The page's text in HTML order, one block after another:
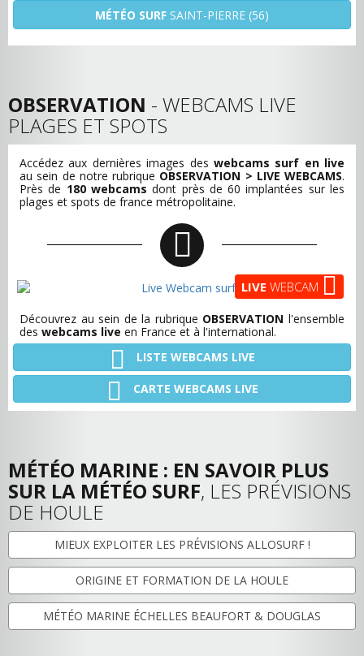
MÉTÉO SURF SAINT-PIERRE (56)
OBSERVATION - WEBCAMS LIVE
PLAGES ET SPOTS
Accédez aux dernières images des webcams surf en live
au sein de notre rubrique OBSERVATION > LIVE WEBCAMS.
Près de 180 webcams dont près de 60 implantées sur les
plages et spots de france métropolitaine.
LIVE WEBCAM
Découvrez au sein de la rubrique OBSERVATION l'ensemble
des webcams live en France et à l'international.
LISTE WEBCAMS LIVE
CARTE WEBCAMS LIVE
MÉTÉO MARINE : EN SAVOIR PLUS
SUR LA MÉTÉO SURF, LES PRÉVISIONS
DE HOULE
MIEUX EXPLOITER LES PRÉVISIONS ALLOSURF !
ORIGINE ET FORMATION DE LA HOULE
MÉTÉO MARINE ÉCHELLES BEAUFORT & DOUGLAS